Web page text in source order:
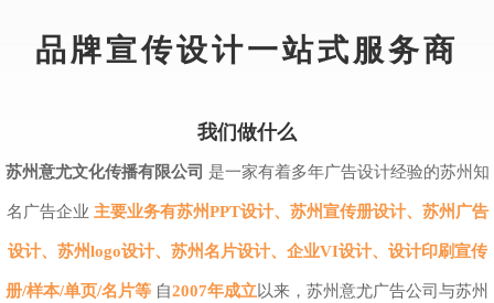
品牌宣传设计一站式服务商
我们做什么
苏州意尤文化传播有限公司 是一家有着多年广告设计经验的苏州知
名广告企业 主要业务有苏州PPT设计、苏州宣传册设计、苏州广告
设计、苏州logo设计、苏州名片设计、企业VI设计、设计印刷宣传
册/样本/单页/名片等 自2007年成立以来，苏州意尤广告公司与苏州